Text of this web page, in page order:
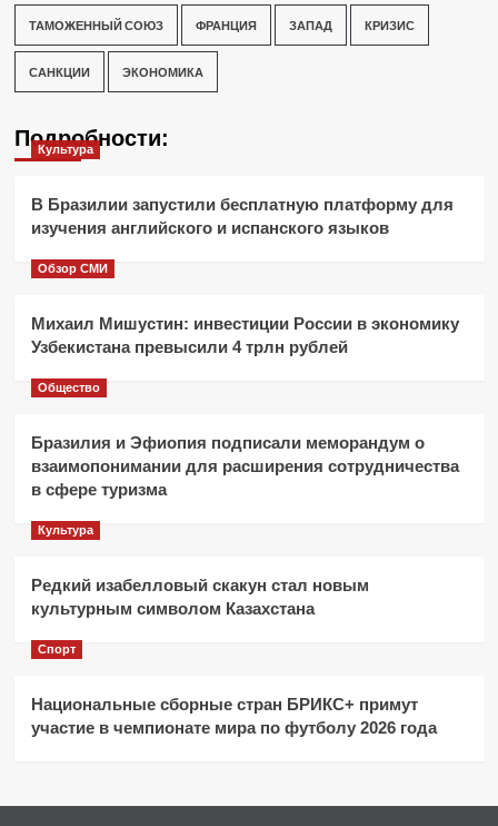
ТАМОЖЕННЫЙ СОЮЗ ФРАНЦИЯ ЗАПАД КРИЗИС
САНКЦИИ ЭКОНОМИКА
Подробности:
Культура
В Бразилии запустили бесплатную платформу для
изучения английского и испанского языков
Обзор СМИ
Михаил Мишустин: инвестиции России в экономику
Узбекистана превысили 4 трлн рублей
Общество
Бразилия и Эфиопия подписали меморандум о
взаимопонимании для расширения сотрудничества
в сфере туризма
Культура
Редкий изабелловый скакун стал новым
культурным символом Казахстана
Спорт
Национальные сборные стран БРИКС+ примут
участие в чемпионате мира по футболу 2026 года